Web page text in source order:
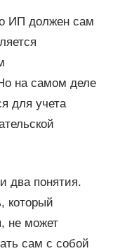
ИП должен сам
на самом деле
для учета
два понятия.
который
не может
сам с собой